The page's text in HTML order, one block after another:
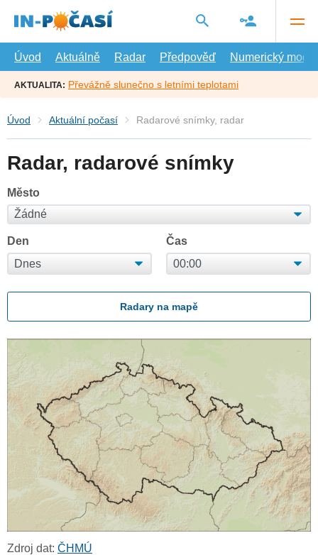
hlavní
Úvod
Aktuálně Radar Předpověď Numerický model
AKTUALITA: Převážně slunečno s letními teplotami
Úvod Aktuální počasí Radarové snímky, radar
Radar, radarové snímky
Město
Den Čas
Radary na mapě
Zdroj dat: ČHMÚ